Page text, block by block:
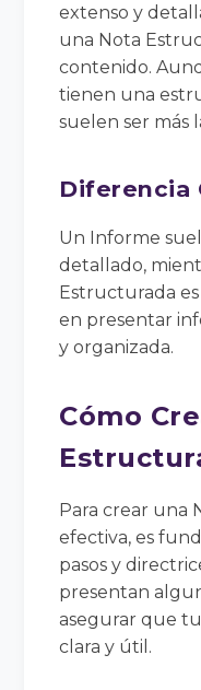
extenso y
una Nota
contenido.
tienen una
suelen ser más
Diferencia
Un Informe
detallado,
Estructurada es
en presentar
y organizada.
Cómo
Para crear una
efectiva, es
pasos y
presentan
asegurar que
clara y útil.